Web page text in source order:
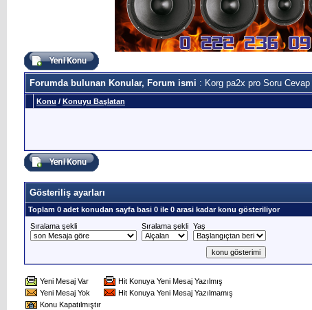
Forumda bulunan Konular, Forum ismi : Korg pa2x pro Soru Cevap
Konu / Konuyu Başlatan
Gösteriliş ayarları
Toplam 0 adet konudan sayfa basi 0 ile 0 arasi kadar konu gösteriliyor
Sıralama şekli
Sıralama şekli Yaş
Yeni Mesaj Var
Hit Konuya Yeni Mesaj Yazılmış
Yeni Mesaj Yok
Hit Konuya Yeni Mesaj Yazılmamış
Konu Kapatılmıştır